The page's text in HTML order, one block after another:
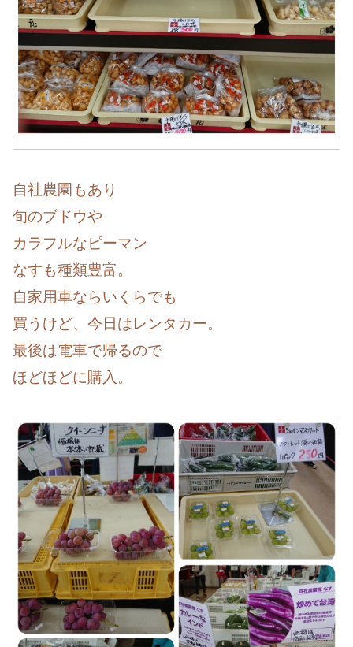
自社農園もあり
旬のブドウや
カラフルなピーマン
なすも種類豊富。
自家用車ならいくらでも
買うけど、今日はレンタカー。
最後は電車で帰るので
ほどほどに購入。